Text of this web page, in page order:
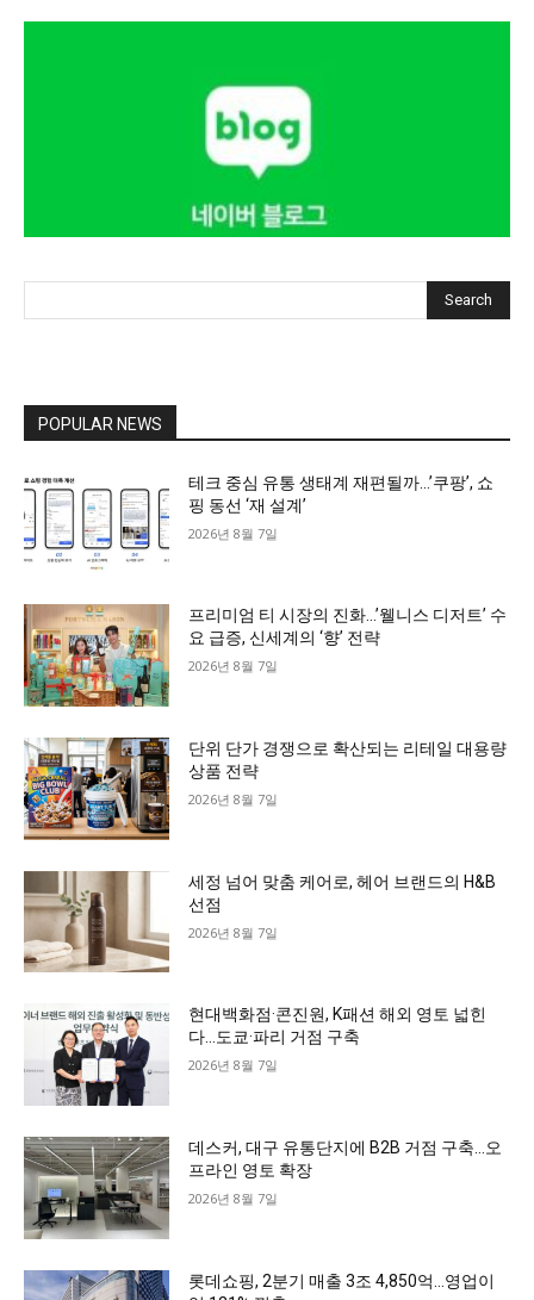
Search
POPULAR NEWS
테크 중심 유통 생태계 재편될까…’쿠팡’, 쇼
핑 동선 ‘재 설계’
2026년 8월 7일
프리미엄 티 시장의 진화…’웰니스 디저트’ 수
요 급증, 신세계의 ‘향’ 전략
2026년 8월 7일
단위 단가 경쟁으로 확산되는 리테일 대용량
상품 전략
2026년 8월 7일
세정 넘어 맞춤 케어로, 헤어 브랜드의 H&B
선점
2026년 8월 7일
현대백화점·콘진원, K패션 해외 영토 넓힌
다…도쿄·파리 거점 구축
2026년 8월 7일
데스커, 대구 유통단지에 B2B 거점 구축…오
프라인 영토 확장
2026년 8월 7일
롯데쇼핑, 2분기 매출 3조 4,850억…영업이